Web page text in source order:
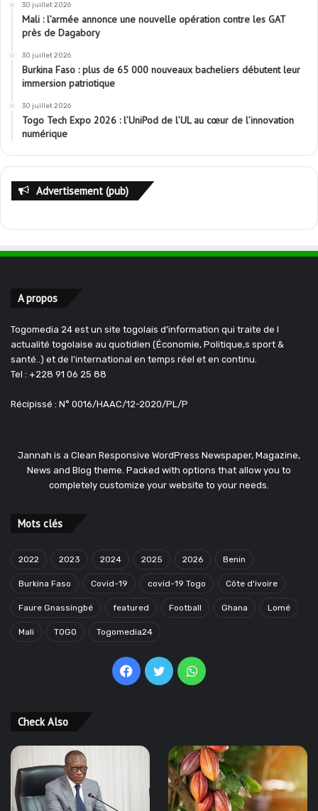
30 juillet 2026
Mali : l’armée annonce une nouvelle opération contre les GAT
près de Dagabory
30 juillet 2026
Burkina Faso : plus de 65 000 nouveaux bacheliers débutent leur
immersion patriotique
30 juillet 2026
Togo Tech Expo 2026 : l’UniPod de l’UL au cœur de l’innovation
numérique
Advertisement (pub)
A propos
Togomedia 24 est un site togolais d'information qui traite de l
actualité togolaise au quotidien (Économie, Politique,s sport &
santé..) et de l'international en temps réel et en continu.
Tel : +228 91 06 25 88
Récipissé : N° 0016/HAAC/12-2020/PL/P
Jannah is a Clean Responsive WordPress Newspaper, Magazine,
News and Blog theme. Packed with options that allow you to
completely customize your website to your needs.
Mots clés
2022 2023 2024 2025 2026 Benin
Burkina Faso Covid-19 covid-19 Togo Côte d'ivoire
Faure Gnassingbé featured Football Ghana Lomé
Mali TOGO Togomedia24
Facebook
TwitterWhatsApp
Check Also